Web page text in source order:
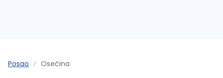
Posao Osečina